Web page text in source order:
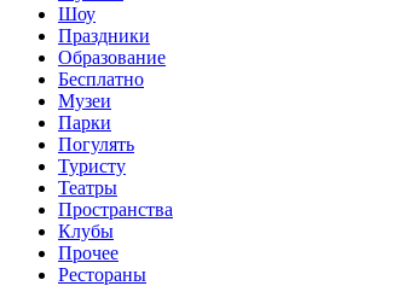
Шоу
Праздники
Образование
Бесплатно
Музеи
Парки
Погулять
Туристу
Театры
Пространства
Клубы
Прочее
Рестораны